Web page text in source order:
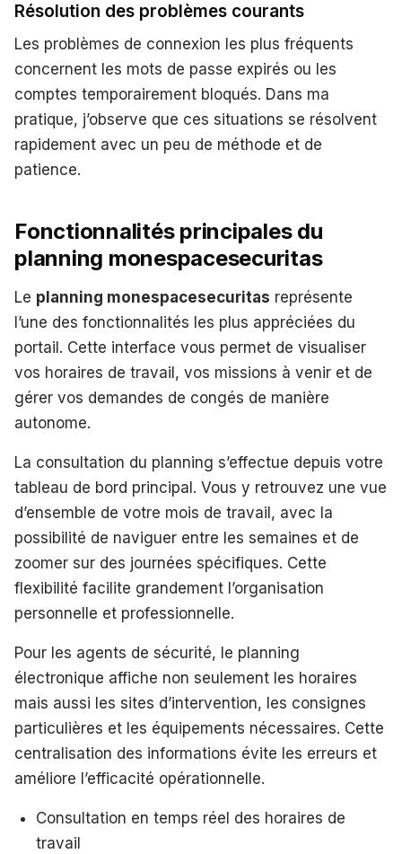
Résolution des problèmes courants
Les problèmes de connexion les plus fréquents
concernent les mots de passe expirés ou les
comptes temporairement bloqués. Dans ma
pratique, j’observe que ces situations se résolvent
rapidement avec un peu de méthode et de
patience.
Fonctionnalités principales du
planning monespacesecuritas
Le planning monespacesecuritas représente
l’une des fonctionnalités les plus appréciées du
portail. Cette interface vous permet de visualiser
vos horaires de travail, vos missions à venir et de
gérer vos demandes de congés de manière
autonome.
La consultation du planning s’effectue depuis votre
tableau de bord principal. Vous y retrouvez une vue
d’ensemble de votre mois de travail, avec la
possibilité de naviguer entre les semaines et de
zoomer sur des journées spécifiques. Cette
flexibilité facilite grandement l’organisation
personnelle et professionnelle.
Pour les agents de sécurité, le planning
électronique affiche non seulement les horaires
mais aussi les sites d’intervention, les consignes
particulières et les équipements nécessaires. Cette
centralisation des informations évite les erreurs et
améliore l’efficacité opérationnelle.
Consultation en temps réel des horaires de
travail